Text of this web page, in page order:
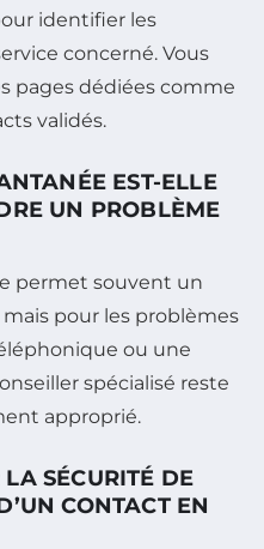
identifier les
concerné. Vous
pages dédiées comme
validés.
EST-ELLE
UN PROBLÈME
permet souvent un
pour les problèmes
ou une
spécialisé reste
approprié.
SÉCURITÉ DE
CONTACT EN